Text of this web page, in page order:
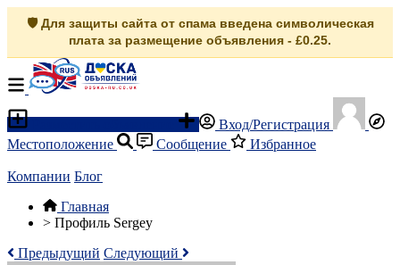
🛡️ Для защиты сайта от спама введена символическая
плата за размещение объявления - £0.25.
Вход/Регистрация
Местоположение
Сообщение Избранное
Компании Блог
Главная
> Профиль Sergey
Предыдущий Следующий